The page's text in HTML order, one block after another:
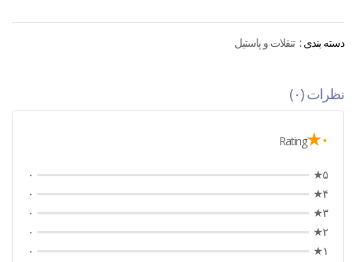
دسته بندی : تنقلات و پاستیل
نظرات (۰)
۰★ Rating
۵★
۰
۴★
۰
۳★
۰
۲★
۰
۱★
۰